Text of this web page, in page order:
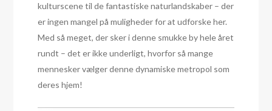
kulturscene til de fantastiske naturlandskaber – der
er ingen mangel på muligheder for at udforske her.
Med så meget, der sker i denne smukke by hele året
rundt – det er ikke underligt, hvorfor så mange
mennesker vælger denne dynamiske metropol som
deres hjem!